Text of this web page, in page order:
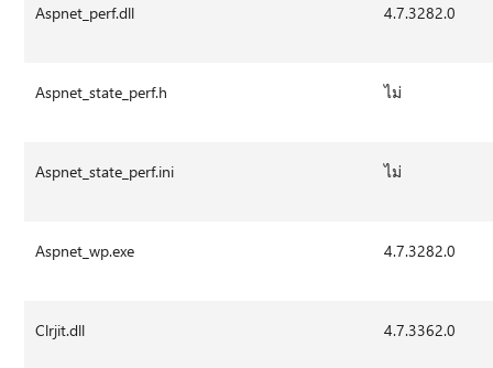
Aspnet_perf.dll 4.7.3282.0
Aspnet_state_perf.h ไม่
Aspnet_state_perf.ini ไม่
Aspnet_wp.exe 4.7.3282.0
Clrjit.dll 4.7.3362.0